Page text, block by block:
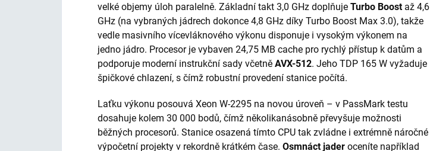
velké objemy úloh paralelně. Základní takt 3,0 GHz doplňuje Turbo Boostaž 4,6
GHz (na vybraných jádrech dokonce 4,8 GHz díky Turbo Boost Max 3.0), takže
vedle masivního vícevláknového výkonu disponuje i vysokým výkonem na
jedno jádro. Procesor je vybaven 24,75 MB cache pro rychlý přístup k datům a
podporuje moderní instrukční sady včetně AVX-512. Jeho TDP 165 W vyžaduje
špičkové chlazení, s čímž robustní provedení stanice počítá.
Laťku výkonu posouvá Xeon W-2295 na novou úroveň – v PassMark testu
dosahuje kolem 30 000 bodů, čímž několikanásobně převyšuje možnosti
běžných procesorů. Stanice osazená tímto CPU tak zvládne i extrémně náročné
výpočetní projekty v rekordně krátkém čase. Osmnáct jader oceníte například